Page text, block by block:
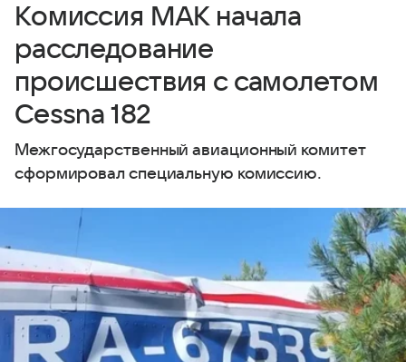
Комиссия МАК начала
расследование
происшествия с самолетом
Cessna 182
Межгосударственный авиационный комитет
сформировал специальную комиссию.